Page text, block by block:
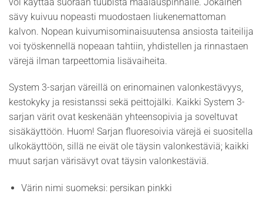
sävy kuivuu nopeasti muodostaen liukenemattoman
kalvon. Nopean kuivumisominaisuutensa ansiosta taiteilija
voi työskennellä nopeaan tahtiin, yhdistellen ja rinnastaen
värejä ilman tarpeettomia lisävaiheita.
System 3-sarjan väreillä on erinomainen valonkestävyys,
kestokyky ja resistanssi sekä peittojälki. Kaikki System 3-
sarjan värit ovat keskenään yhteensopivia ja soveltuvat
sisäkäyttöön. Huom! Sarjan fluoresoivia värejä ei suositella
ulkokäyttöön, sillä ne eivät ole täysin valonkestäviä; kaikki
muut sarjan värisävyt ovat täysin valonkestäviä.
Värin nimi suomeksi: persikan pinkki